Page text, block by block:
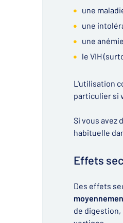
une
une
une
le VIH
L'utilisation
particulier si
Si vous avez
habituelle
Effets
Des effets
de digestion,